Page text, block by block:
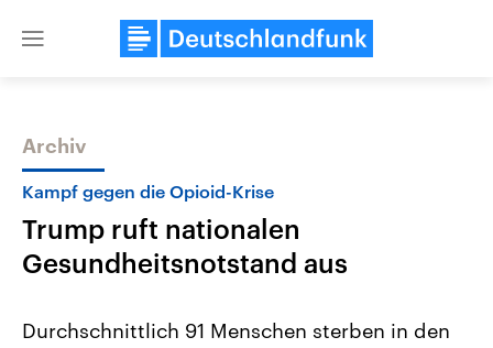
Close
Themen
Archiv
Kampf gegen die Opioid-Krise
Trump ruft nationalen
Gesundheitsnotstand aus
Durchschnittlich 91 Menschen sterben in den